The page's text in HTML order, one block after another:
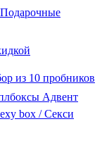
Подарочные
из 10 пробников
Адвент
box / Секси